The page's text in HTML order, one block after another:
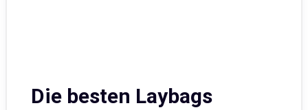
Die besten Laybags